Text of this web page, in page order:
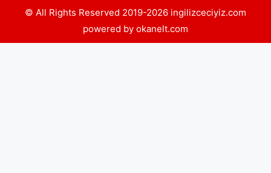
© All Rights Reserved 2019-2026 ingilizceciyiz.com
powered by okanelt.com